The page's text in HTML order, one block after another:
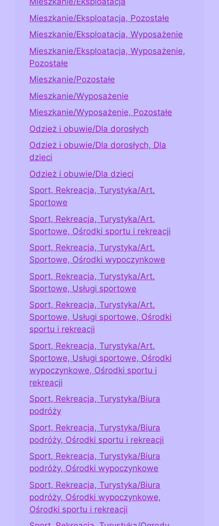
Mieszkanie/Eksploatacja, Pozostałe
Mieszkanie/Eksploatacja, Wyposażenie
Mieszkanie/Eksploatacja, Wyposażenie,
Pozostałe
Mieszkanie/Pozostałe
Mieszkanie/Wyposażenie
Mieszkanie/Wyposażenie, Pozostałe
Odzież i obuwie/Dla dorosłych
Odzież i obuwie/Dla dorosłych, Dla
dzieci
Odzież i obuwie/Dla dzieci
Sport, Rekreacja, Turystyka/Art.
Sportowe
Sport, Rekreacja, Turystyka/Art.
Sportowe, Ośrodki sportu i rekreacji
Sport, Rekreacja, Turystyka/Art.
Sportowe, Ośrodki wypoczynkowe
Sport, Rekreacja, Turystyka/Art.
Sportowe, Usługi sportowe
Sport, Rekreacja, Turystyka/Art.
Sportowe, Usługi sportowe, Ośrodki
sportu i rekreacji
Sport, Rekreacja, Turystyka/Art.
Sportowe, Usługi sportowe, Ośrodki
wypoczynkowe, Ośrodki sportu i
rekreacji
Sport, Rekreacja, Turystyka/Biura
podróży
Sport, Rekreacja, Turystyka/Biura
podróży, Ośrodki sportu i rekreacji
Sport, Rekreacja, Turystyka/Biura
podróży, Ośrodki wypoczynkowe
Sport, Rekreacja, Turystyka/Biura
podróży, Ośrodki wypoczynkowe,
Ośrodki sportu i rekreacji